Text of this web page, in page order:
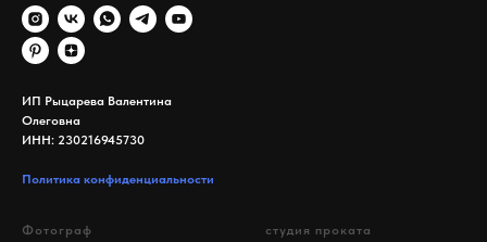
ИП Рыцарева Валентина
Олеговна
ИНН: 230216945730
Политика конфиденциальности
Фотограф студия проката